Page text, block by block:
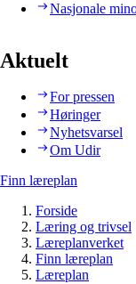
Nasjonale
Aktuelt
For pressen
Høringer
Nyhetsvarsel
Om Udir
Finn læreplan
Forside
Læring og trivsel
Læreplanverket
Finn læreplan
Læreplan